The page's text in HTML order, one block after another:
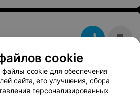
cookie
файлы cookie для обеспечения
сайта, его улучшения, сбора
персонализированных